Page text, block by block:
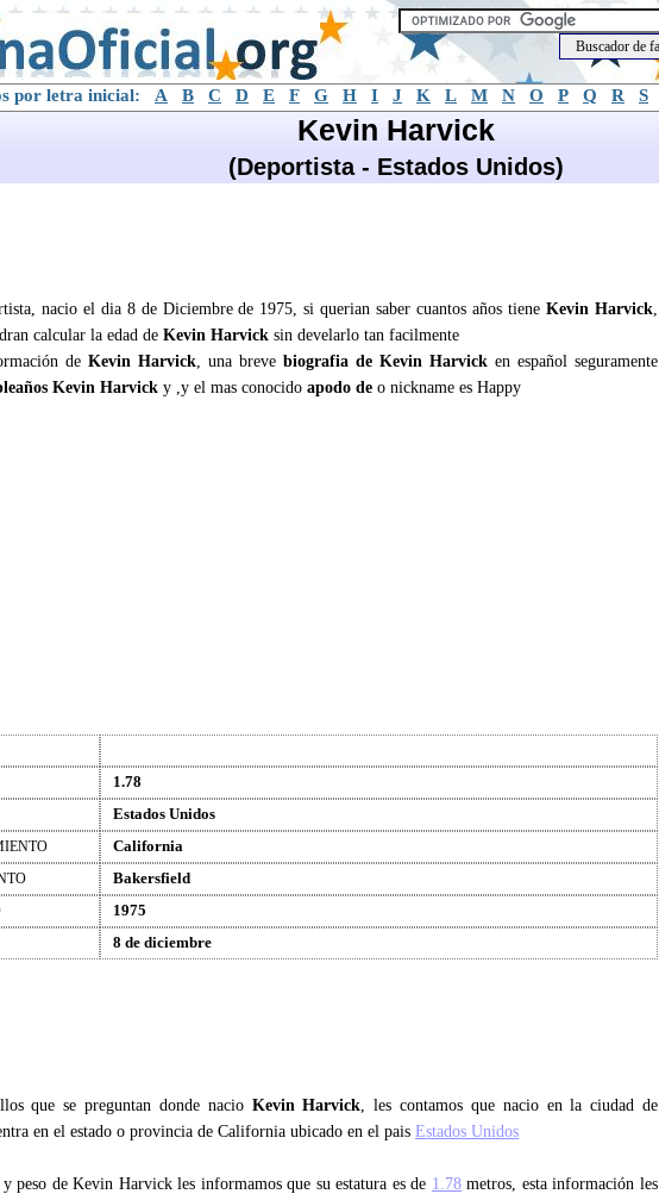
por letra inicial: A B C D E F G H I J K L M N O P Q R S
Kevin Harvick
(Deportista - Estados Unidos)
nacio el dia 8 de Diciembre de 1975, si querian saber cuantos años tieneKevin Harvick,
calcular la edad de Kevin Harvick sin develarlo tan facilmente
de Kevin Harvick, una breve biografia de Kevin Harvick en español seguramente
Kevin Harvick y ,y el mas conocido apodo de o nickname es Happy
1.78
Estados Unidos
California
Bakersfield
1975
8 de diciembre
que se preguntan donde nacio Kevin Harvick, les contamos que nacio en la ciudad de
en el estado o provincia de California ubicado en el pais Estados Unidos
peso de Kevin Harvick les informamos que su estatura es de 1.78metros, esta información les